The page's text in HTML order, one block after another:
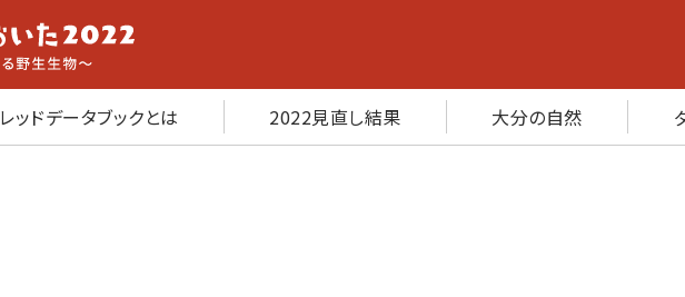
レッドデータブックとは 2022見直し結果 大分の自然